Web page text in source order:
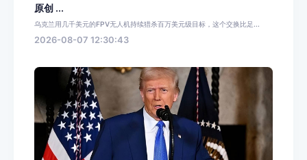
原创 ...
乌克兰用几千美元的FPV无人机持续猎杀百万美元级目标，这个交换比足...
2026-08-07 12:30:43